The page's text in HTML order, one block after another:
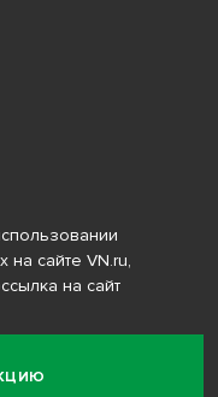
на сайте VN.ru,
на сайт